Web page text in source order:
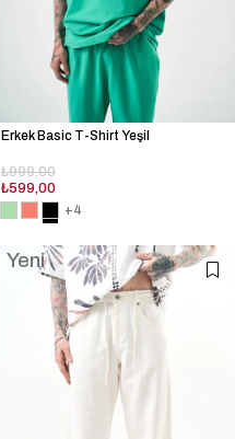
Erkek Basic T-Shirt Yeşil
₺599,00
₺999,00
+4
Yeni
Ürün